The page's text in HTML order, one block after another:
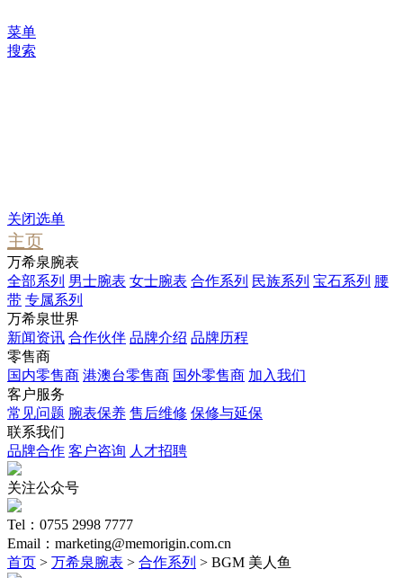
菜单
搜索
关闭选单
主页
万希泉腕表
全部系列 男士腕表 女士腕表 合作系列 民族系列 宝石系列 腰
带 专属系列
万希泉世界
新闻资讯 合作伙伴 品牌介绍 品牌历程
零售商
国内零售商 港澳台零售商 国外零售商 加入我们
客户服务
常见问题 腕表保养 售后维修 保修与延保
联系我们
品牌合作 客户咨询 人才招聘
关注公众号
Tel：0755 2998 7777
Email：marketing@memorigin.com.cn
首页 > 万希泉腕表 > 合作系列 > BGM 美人鱼